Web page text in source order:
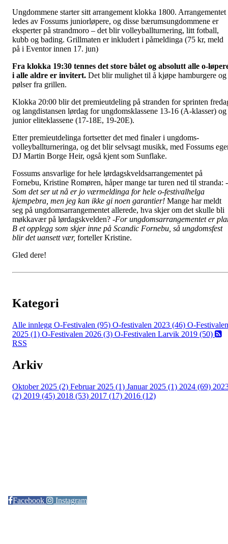
Ungdommene starter sitt arrangement klokka 1800. Arrangementet
ledes av Fossums juniorløpere, og disse bærumsungdommene er
eksperter på strandmoro – det blir volleyballturnering, litt fotball,
kubb og bading. Grillmaten er inkludert i påmeldinga (75 kr, meld
på i Eventor innen 17. jun)
Fra klokka 19:30 tennes det store bålet og absolutt alle o-
i alle aldre er invitert. Det blir mulighet til å kjøpe hamburgere og
pølser fra grillen.
Klokka 20:00 blir det premieutdeling på stranden for sprinten
og langdistansen lørdag for ungdomsklassene 13-16 (A-klasser) og
junior eliteklassene (17-18E, 19-20E).
Etter premieutdelinga fortsetter det med finaler i ungdoms-
volleyballturneringa, og det blir selvsagt musikk, med Fossums
DJ Martin Borge Heir, også kjent som Sunflake.
Fossums ansvarlige for hele lørdagskveldsarrangementet på
Fornebu, Kristine Romøren, håper mange tar turen ned til stranda: -
Som det ser ut nå er jo værmeldinga for hele o-festivalhelga
kjempebra, men jeg kan ikke gi noen garantier! Mange har meldt
seg på ungdomsarrangementet allerede, hva skjer om det skulle bli
møkkavær på lørdagskvelden? -For ungdomsarrangementet er
B et opplegg som skjer inne på Scandic Fornebu, så ungdomsfest
blir det uansett vær, forteller Kristine.
Gled dere!
Kategori
Alle innlegg O-Festivalen (95) O-festivalen 2023 (46) O-Festivalen
2025 (1) O-Festivalen 2026 (3) O-Festivalen Larvik 2019 (50)
RSS
Arkiv
Oktober 2025 (2) Februar 2025 (1) Januar 2025 (1) 2024 (69)
(2) 2019 (45) 2018 (53) 2017 (17) 2016 (12)
Facebook Instagram